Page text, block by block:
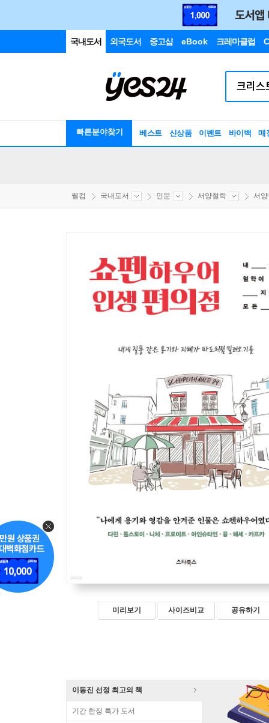
국내도서 외국도서 중고샵 eBook 크레마클럽
빠른분야찾기 베스트 신상품 이벤트 바이백 매
웰컴 국내도서 인문 서양철학 서
미리보기 사이즈비교 공유하기
이동진 선정 최고의 책
기간 한정 특가 도서